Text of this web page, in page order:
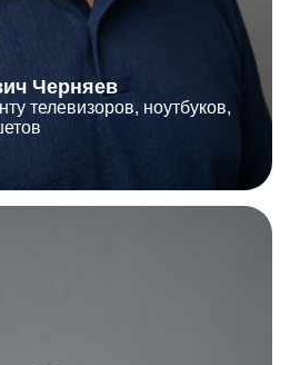
Черняев
телевизоров, ноутбуков,